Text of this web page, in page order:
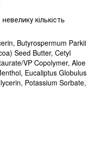
кількість
Butyrospermum Parkii
Seed Butter, Cetyl
VP Copolymer, Aloe
Eucaliptus Globulus
Potassium Sorbate,